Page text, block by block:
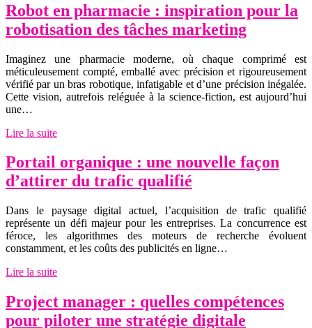
Robot en pharmacie : inspiration pour la
robotisation des tâches marketing
Imaginez une pharmacie moderne, où chaque comprimé est
méticuleusement compté, emballé avec précision et rigoureusement
vérifié par un bras robotique, infatigable et d’une précision inégalée.
Cette vision, autrefois reléguée à la science-fiction, est aujourd’hui
une…
Lire la suite
Portail organique : une nouvelle façon
d’attirer du trafic qualifié
Dans le paysage digital actuel, l’acquisition de trafic qualifié
représente un défi majeur pour les entreprises. La concurrence est
féroce, les algorithmes des moteurs de recherche évoluent
constamment, et les coûts des publicités en ligne…
Lire la suite
Project manager : quelles compétences
pour piloter une stratégie digitale